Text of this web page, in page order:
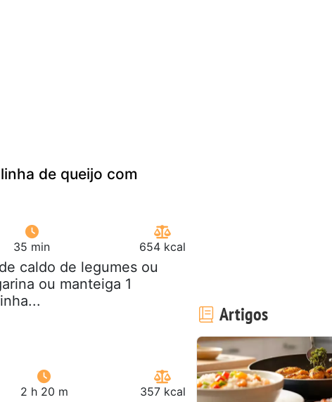
de queijo com
35 min 654 kcal
caldo de legumes ou
ou manteiga 1
2 h 20 m 357 kcal
Artigos